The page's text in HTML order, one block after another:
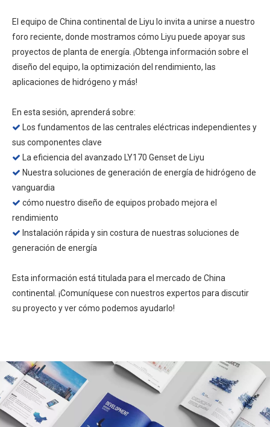
El equipo de China continental de Liyu lo invita a unirse a nuestro
foro reciente, donde mostramos cómo Liyu puede apoyar sus
proyectos de planta de energía. ¡Obtenga información sobre el
diseño del equipo, la optimización del rendimiento, las
aplicaciones de hidrógeno y más!
En esta sesión, aprenderá sobre:
​​
Los fundamentos de las centrales eléctricas independientes y
sus componentes clave
 La eficiencia del avanzado LY170 Genset de Liyu
 Nuestra soluciones de generación de energía de hidrógeno de
vanguardia
 cómo nuestro diseño de equipos probado mejora el
rendimiento
 Instalación rápida y sin costura de nuestras soluciones de
generación de energía
Esta información está titulada para el mercado de China
continental. ¡Comuníquese con nuestros expertos para discutir
su proyecto y ver cómo podemos ayudarlo!